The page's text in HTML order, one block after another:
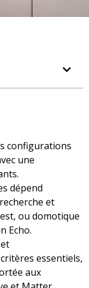
configurations
une
dépend
et
ou domotique
Echo.
essentiels,
aux